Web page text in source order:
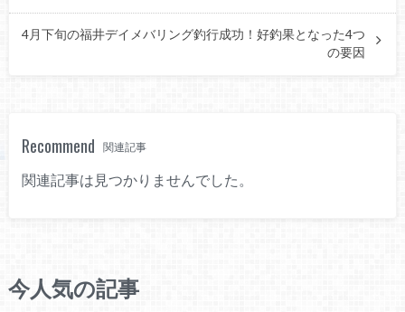
4月下旬の福井デイメバリング釣行成功！好釣果となった4つ
の要因
Recommend 関連記事
関連記事は見つかりませんでした。
今人気の記事